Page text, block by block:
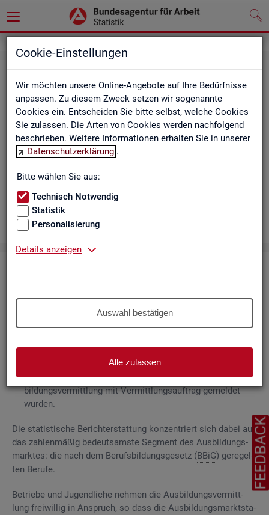
Cookie-Einstellungen
Wir möchten unsere Online-Angebote auf Ihre Bedürfnisse
anpassen. Zu diesem Zweck setzen wir sogenannte
Cookies ein. Entscheiden Sie bitte selbst, welche Cookies
Sie zulassen. Die Arten von Cookies werden nachfolgend
beschrieben. Weitere Informationen erhalten Sie in unserer
Datenschutzerklärung .
Bitte wählen Sie aus:
Technisch Notwendig
Statistik
Personalisierung
Details anzeigen
Auswahl bestätigen
Alle zulassen
Aus­bil­dungs­markt
Das Da­sh­board zeigt die wich­tigs­ten Daten zum Aus­bil­dungs­
markt in in­ter­ak­ti­ven Gra­fi­ken und Ta­bel­len. Für Deutsch­land,
Län­der, Krei­se, Agen­tur­be­zir­ke und Ar­beits­markt­re­gio­nen bil­
det es ge­mel­de­te Be­wer­be­rin­nen und Be­wer­ber sowie Be­rufs­
aus­bil­dungs­stel­len nach ge­frag­ten Merk­ma­len ab, bei­spiels­
wei­se Be­ru­fe. Neue Daten gibt es mo­nat­lich für März bis Sep­
DieAus­bil­dungs­markt­sta­tis­tik be­rich­tet über
Be­wer­be­rin­nen und Be­wer­ber für Be­rufs­aus­bil­
der Agen­tu­ren für Ar­beit undJob­cen­terzum Aus­bil­dungs­
markt in An­spruch neh­men, sowie
Be­rufs­aus­bil­dungs­stel­len, die beiAAundJCfür die Aus­
bil­dungs­ver­mitt­lung mit Ver­mitt­lungs­auf­trag ge­mel­det
wur­den.
Die sta­tis­ti­sche Be­richt­erstat­tung kon­zen­triert sich dabei auf
das zah­len­mä­ßig be­deut­sams­te Seg­ment des Aus­bil­dungs­
mark­tes: die nach dem Be­rufs­bil­dungs­ge­setz (BBiG) ge­re­gel­
ten Be­ru­fe.
Be­trie­be und Ju­gend­li­che neh­men die Aus­bil­dungs­ver­mitt­
lung frei­wil­lig in An­spruch, so dass die Aus­bil­dungs­markt­sta­
FEEDBACK